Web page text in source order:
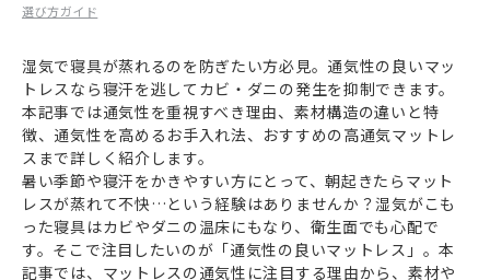
選び方ガイド
湿気で寝具が蒸れるのを防ぎたい方必見。通気性の良いマッ
トレスなら寝汗を逃してカビ・ダニの発生を抑制できます。
本記事では通気性を重視すべき理由、素材構造の違いと特
徴、通気性を高めるお手入れ法、おすすめの高通気マットレ
スまで詳しく紹介します。
暑い季節や寝汗をかきやすい方にとって、朝起きたらマット
レスが蒸れて不快…という経験はありませんか？湿気がこも
った寝具はカビやダニの温床にもなり、衛生面でも心配で
す。そこで注目したいのが「通気性の良いマットレス」。本
記事では、マットレスの通気性に注目する理由から、素材や